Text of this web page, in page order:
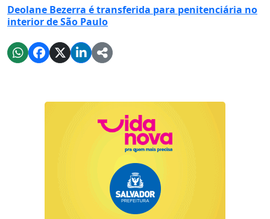
Deolane Bezerra é transferida para penitenciária no
interior de São Paulo